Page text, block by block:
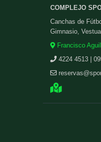
COMPLEJO
Canchas de
Gimnasio,
Francisco
4224 4513 |